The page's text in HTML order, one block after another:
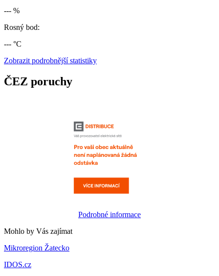
--- %
Rosný bod:
--- °C
Zobrazit podrobnější statistiky
ČEZ poruchy
Podrobné informace
Mohlo by Vás zajímat
Mikroregion Žatecko
IDOS.cz